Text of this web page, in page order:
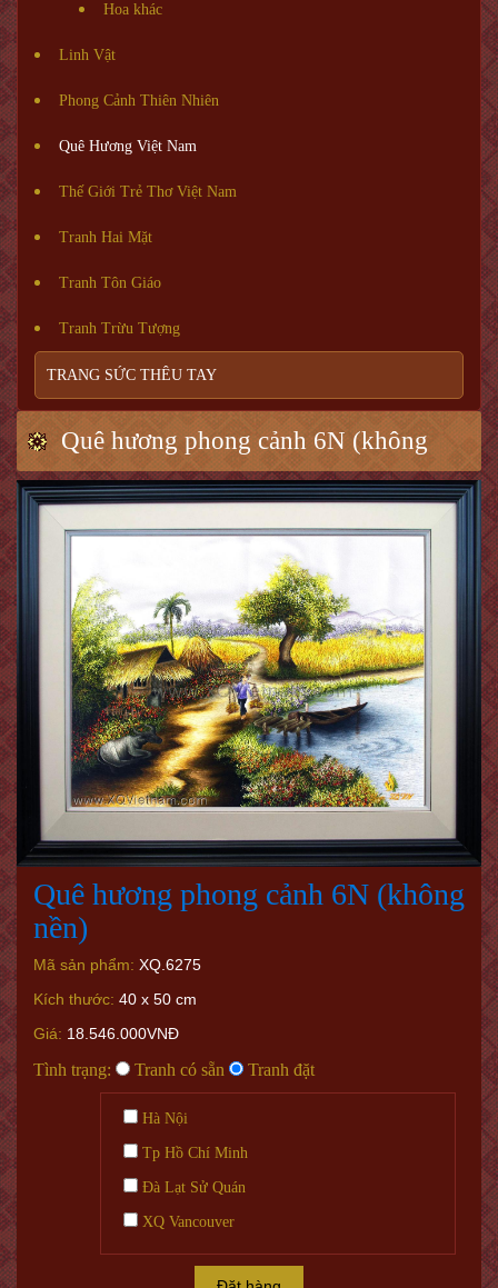
Hoa khác
Linh Vật
Phong Cảnh Thiên Nhiên
Quê Hương Việt Nam
Thế Giới Trẻ Thơ Việt Nam
Tranh Hai Mặt
Tranh Tôn Giáo
Tranh Trừu Tượng
TRANG SỨC THÊU TAY
Quê hương phong cảnh 6N (không
nền)
Quê hương phong cảnh 6N (không
nền)
Mã sản phẩm: XQ.6275
Kích thước: 40 x 50 cm
Giá: 18.546.000VNĐ
Tình trạng: Tranh có sẵn Tranh đặt
Hà Nội
Tp Hồ Chí Minh
Đà Lạt Sử Quán
XQ Vancouver